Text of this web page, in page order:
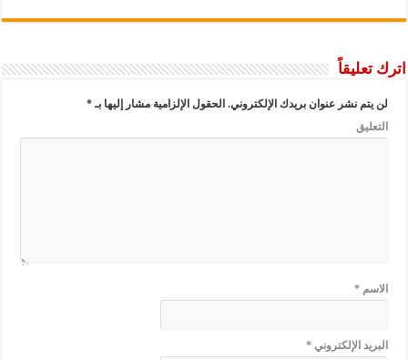
اترك تعليقاً
لن يتم نشر عنوان بريدك الإلكتروني. الحقول الإلزامية مشار إليها بـ*
التعليق
الاسم*
البريد الإلكتروني*